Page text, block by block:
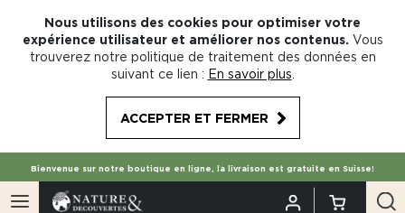
Nous utilisons des cookies pour optimiser votre
expérience utilisateur et améliorer nos contenus. Vous
trouverez notre politique de traitement des données en
suivant ce lien : En savoir plus
ACCEPTER ET FERMER
Bienvenue sur notre boutique en ligne, la livraison est gratuite en Suisse!